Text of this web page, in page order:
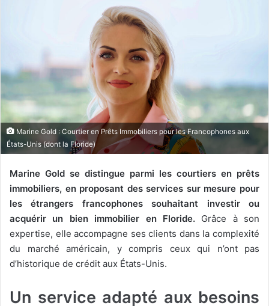
Marine Gold : Courtier en Prêts Immobiliers pour les Francophones aux
États-Unis (dont la Floride)
Marine Gold se distingue parmi les courtiers en prêts
immobiliers, en proposant des services sur mesure pour
les étrangers francophones souhaitant investir ou
acquérir un bien immobilier en Floride.Grâce à son
expertise, elle accompagne ses clients dans la complexité
du marché américain, y compris ceux qui n’ont pas
d’historique de crédit aux États-Unis.
Un service adapté aux besoins